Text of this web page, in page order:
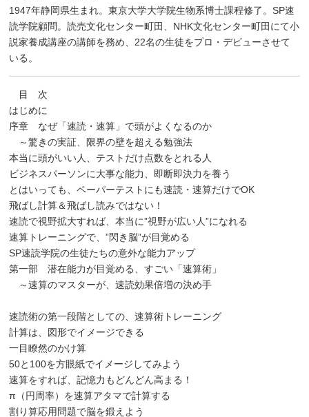
1947年静岡県生まれ。東京大学大学院生物系博士課程修了。SP速
読学院顧問。読売文化センター町田、NHK文化センター町田にて小
説家養成講座の講師を務め、22名の生徒をプロ・デビューさせて
いる。
目 次
はじめに
序章 なぜ「速読・速算」で頭がよくなるのか
～驚きの実証、限界の壁を超える勉強法
本当に頭がいい人、テストだけ点数をとれる人
ビジネスパーソンに大事な能力、即断即決力を養う
とはいっても、ペーパーテストにも速読・速算だけでOK
飛ばし計算＆飛ばし読みではない！
速読で視野拡大すれば、本当に”視野が広い人”になれる
速算トレーニングで、”閃き脳”が目覚める
SP速読学院の生徒たちの意外な能力アップ
第一部 潜在能力が目覚める、すごい「速算術」
～速算のマスターが、速読効果倍増の決め手
速読術の第一段階としての、速算術トレーニング
計算は、図形でイメージできる
一目瞭然のかけ算
50と100を方眼紙でイメージしてみよう
速算をすれば、記憶力もどんどん高まる！
π（円周率）を速算アタマで計算する
割り算応用問題で脳を鍛えよう